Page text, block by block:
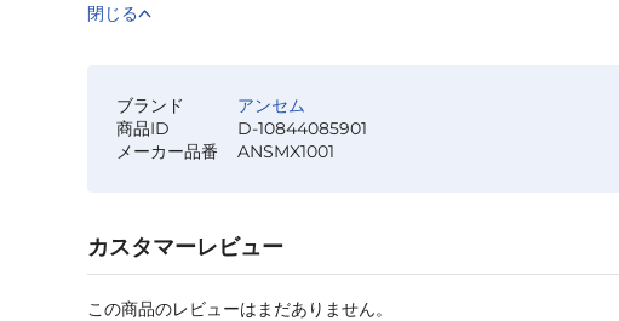
閉じる
ブランド
アンセム
商品ID
D-10844085901
メーカー品番
ANSMX1001
カスタマーレビュー
この商品のレビューはまだありません。